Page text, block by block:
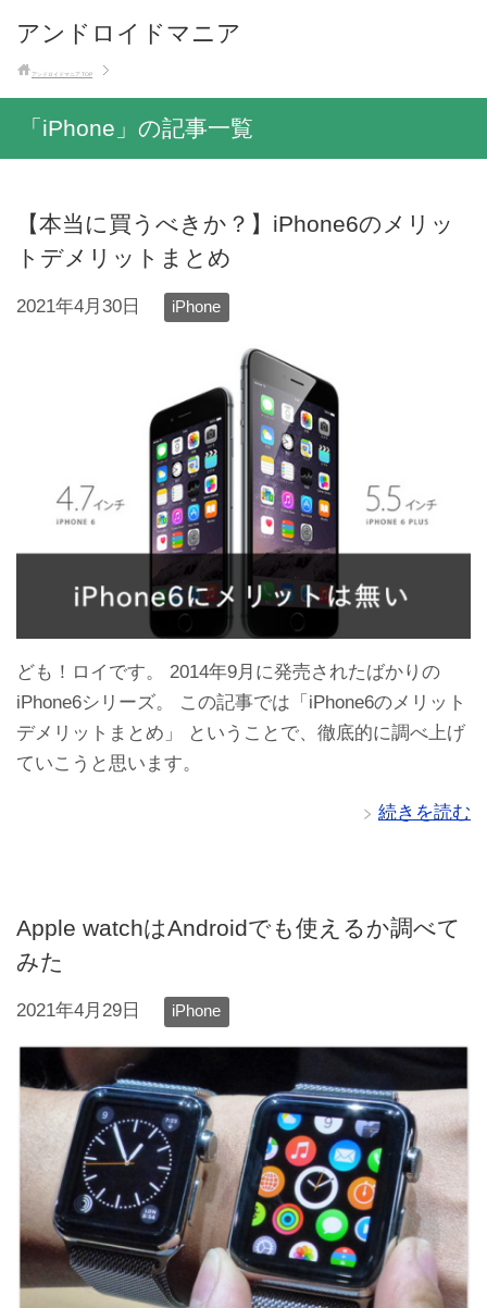
アンドロイドマニア
アンドロイドマニア TOP
「iPhone」の記事一覧
【本当に買うべきか？】iPhone6のメリッ
トデメリットまとめ
2021年4月30日 iPhone
ども！ロイです。 2014年9月に発売されたばかりの
iPhone6シリーズ。 この記事では「iPhone6のメリット
デメリットまとめ」 ということで、徹底的に調べ上げ
ていこうと思います。
続きを読む
Apple watchはAndroidでも使えるか調べて
みた
2021年4月29日 iPhone